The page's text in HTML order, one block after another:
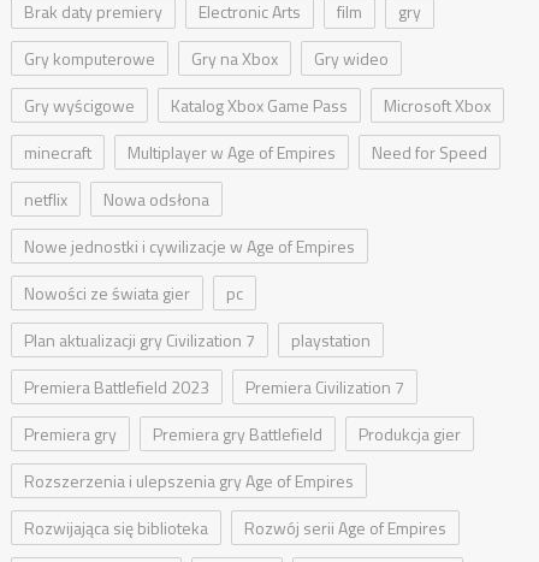
Brak daty premiery
Electronic Arts film
gry
Gry komputerowe
Gry na Xbox
Gry wideo
Gry wyścigowe
Katalog Xbox Game Pass
Microsoft Xbox
minecraft
Multiplayer w Age of Empires
Need for Speed
netflix
Nowa odsłona
Nowe jednostki i cywilizacje w Age of Empires
Nowości ze świata gier
pc
Plan aktualizacji gry Civilization 7
playstation
Premiera Battlefield 2023
Premiera Civilization 7
Premiera gry
Premiera gry Battlefield
Produkcja gier
Rozszerzenia i ulepszenia gry Age of Empires
Rozwijająca się biblioteka
Rozwój serii Age of Empires